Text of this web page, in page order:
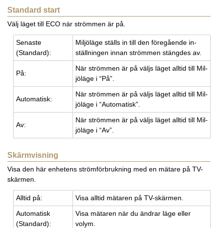
Standard start
Välj läget till ECO när strömmen är på.
Se­nas­te
(Stan­dard):
Mil­jö­lä­ge ställs in till den fö­re­gå­en­de in­
ställ­ning­en innan ström­men stäng­des av.
På:
När ström­men är på väljs läget all­tid till Mil­
jö­lä­ge i “På”.
Au­to­ma­tisk:
När ström­men är på väljs läget all­tid till Mil­
jö­lä­ge i “Au­to­ma­tisk”.
Av:
När ström­men är på väljs läget all­tid till Mil­
jö­lä­ge i “Av”.
Skärmvisning
Visa den här enhetens strömförbrukning med en mätare på TV-
skärmen.
All­tid på:
Visa all­tid mä­ta­ren på TV-skär­men.
Au­to­ma­tisk
(Stan­dard):
Visa mä­ta­ren när du änd­rar läge eller
volym.